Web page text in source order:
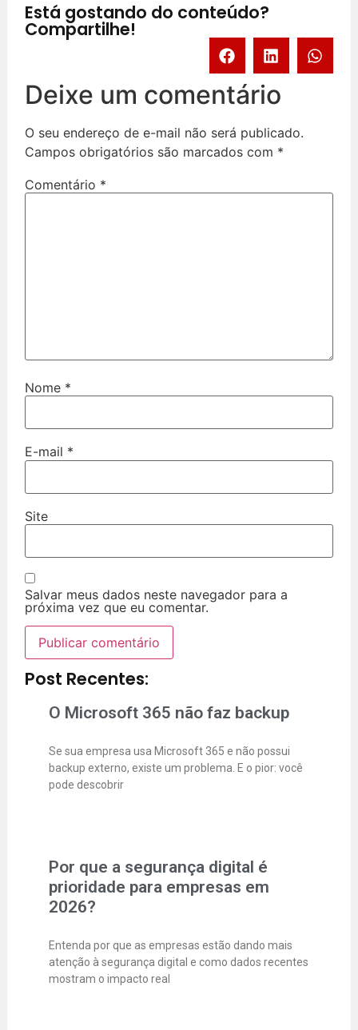
Está gostando do conteúdo?
Compartilhe!
Deixe um comentário
O seu endereço de e-mail não será publicado.
Campos obrigatórios são marcados com *
Comentário *
Nome *
E-mail *
Site
Salvar meus dados neste navegador para a
próxima vez que eu comentar.
Post Recentes:
O Microsoft 365 não faz backup
Se sua empresa usa Microsoft 365 e não possui
backup externo, existe um problema. E o pior: você
pode descobrir
Por que a segurança digital é
prioridade para empresas em
2026?
Entenda por que as empresas estão dando mais
atenção à segurança digital e como dados recentes
mostram o impacto real